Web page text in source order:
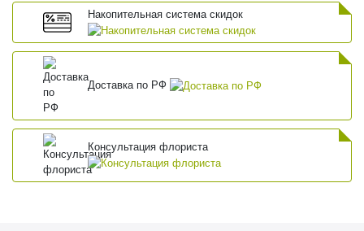
Накопительная система скидок
Доставка по РФ
Консультация флориста